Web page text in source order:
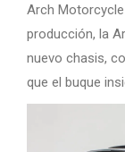
Arch
producción, la
nuevo chasis,
que el buque